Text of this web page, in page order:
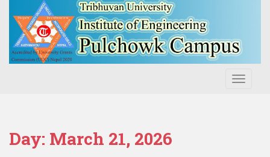
Day: March 21, 2026